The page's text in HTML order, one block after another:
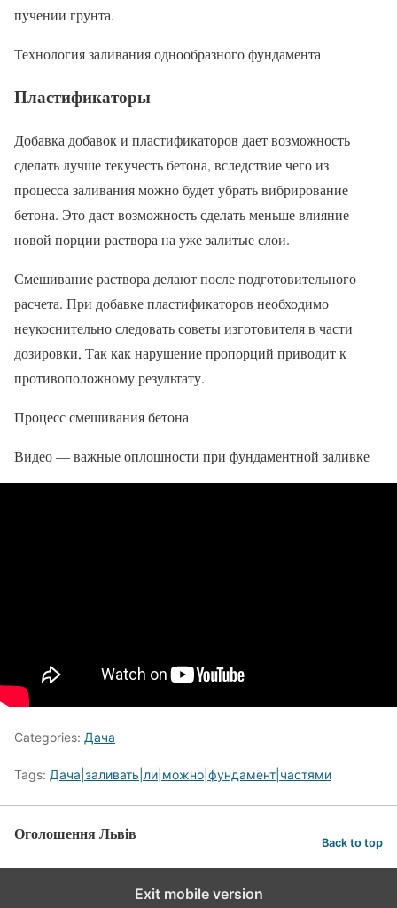
пучении грунта.
Технология заливания однообразного фундамента
Пластификаторы
Добавка добавок и пластификаторов дает возможность
сделать лучше текучесть бетона, вследствие чего из
процесса заливания можно будет убрать вибрирование
бетона. Это даст возможность сделать меньше влияние
новой порции раствора на уже залитые слои.
Смешивание раствора делают после подготовительного
расчета. При добавке пластификаторов необходимо
неукоснительно следовать советы изготовителя в части
дозировки, Так как нарушение пропорций приводит к
противоположному результату.
Процесс смешивания бетона
Видео — важные оплошности при фундаментной заливке
Categories: Дача
Tags: Дача|заливать|ли|можно|фундамент|частями
Оголошення Львів Back to top
Exit mobile version